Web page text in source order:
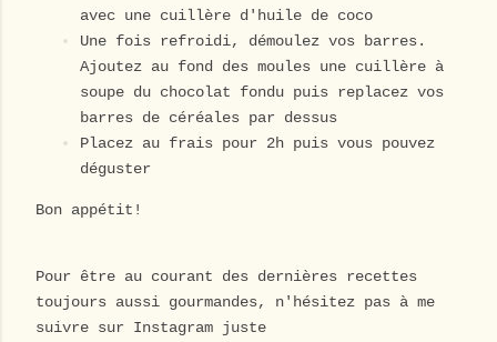
avec une cuillère d'huile de coco
Une fois refroidi, démoulez vos barres.
Ajoutez au fond des moules une cuillère à
soupe du chocolat fondu puis replacez vos
barres de céréales par dessus
Placez au frais pour 2h puis vous pouvez
déguster
Bon appétit!
Pour être au courant des dernières recettes
toujours aussi gourmandes, n'hésitez pas à me
suivre sur Instagram juste